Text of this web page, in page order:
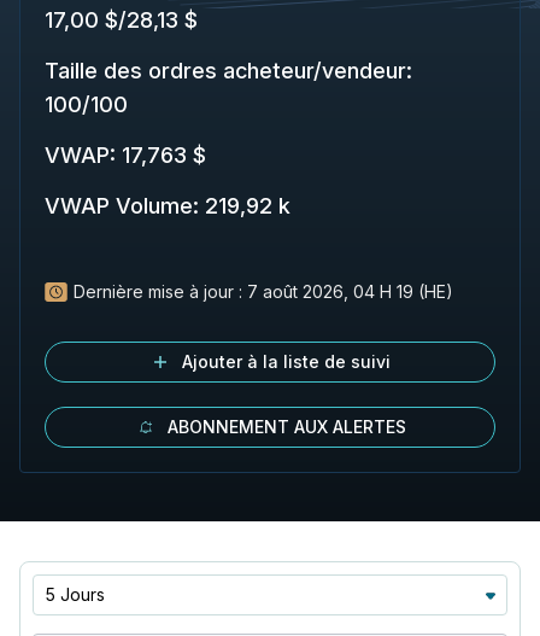
17,00 $/28,13 $
Taille des ordres acheteur/vendeur:
100/100
VWAP: 17,763 $
VWAP Volume: 219,92 k
Dernière mise à jour : 7 août 2026, 04 H 19 (HE)
Ajouter à la liste de suivi
ABONNEMENT AUX ALERTES
5 Jours